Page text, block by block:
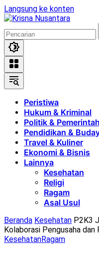
Langsung ke konten
Peristiwa
Hukum & Kriminal
Politik &
Pendidikan &
Travel & Kuliner
Ekonomi & Bisnis
Lainnya
Kesehatan
Religi
Ragam
Asal Usul
Beranda Kesehatan P2K3
Kolaborasi Pengusaha
KesehatanRagam